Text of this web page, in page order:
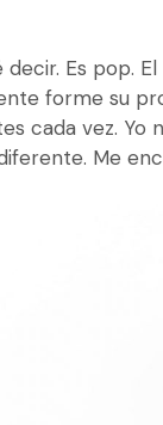
Es pop.
forme su
cada vez. Yo
Me